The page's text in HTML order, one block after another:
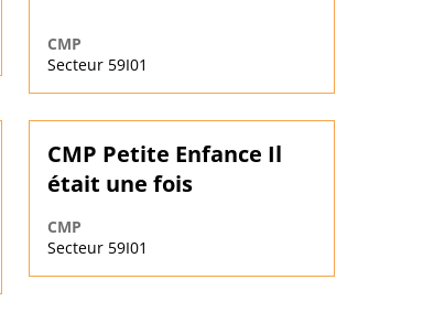
CMP
Secteur 59I01
CMP Petite Enfance Il
était une fois
CMP
Secteur 59I01